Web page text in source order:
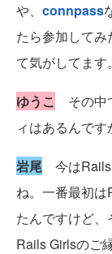
や、 connpass
たら参加して
て気がしてます
ゆうこ その中
ィはあるんです
岩尾 今はRails
ね。一番最初
たんですけど、
Rails Girlsのご